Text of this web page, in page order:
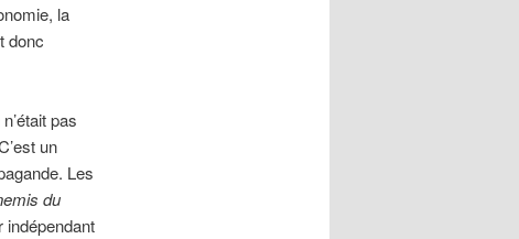
la
donc
pas
un
Les
du
indépendant